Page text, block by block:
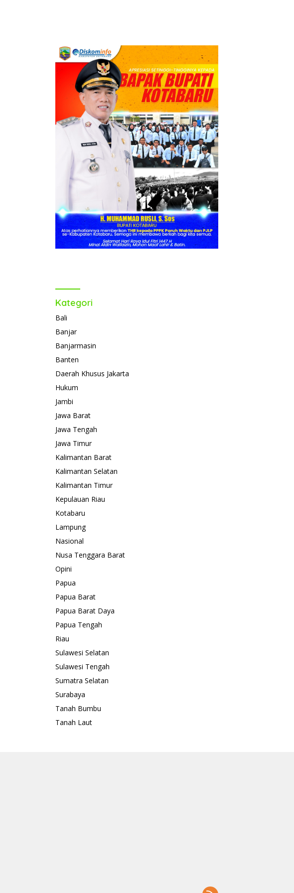
Kategori
Bali
Banjar
Banjarmasin
Banten
Daerah Khusus Jakarta
Hukum
Jambi
Jawa Barat
Jawa Tengah
Jawa Timur
Kalimantan Barat
Kalimantan Selatan
Kalimantan Timur
Kepulauan Riau
Kotabaru
Lampung
Nasional
Nusa Tenggara Barat
Opini
Papua
Papua Barat
Papua Barat Daya
Papua Tengah
Riau
Sulawesi Selatan
Sulawesi Tengah
Sumatra Selatan
Surabaya
Tanah Bumbu
Tanah Laut